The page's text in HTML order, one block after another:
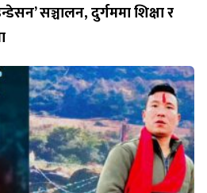
सञ्चालन, दुर्गममा शिक्षा र